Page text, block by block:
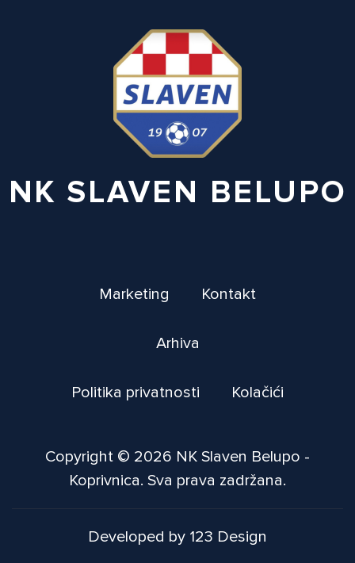
NK SLAVEN BELUPO
Marketing Kontakt
Arhiva
Politika privatnosti Kolačići
Copyright © 2026 NK Slaven Belupo -
Koprivnica. Sva prava zadržana.
Developed by 123 Design